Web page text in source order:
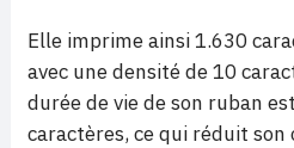
Elle imprime ainsi 1.630
avec une densité de 10
durée de vie de son ruban
caractères, ce qui réduit son